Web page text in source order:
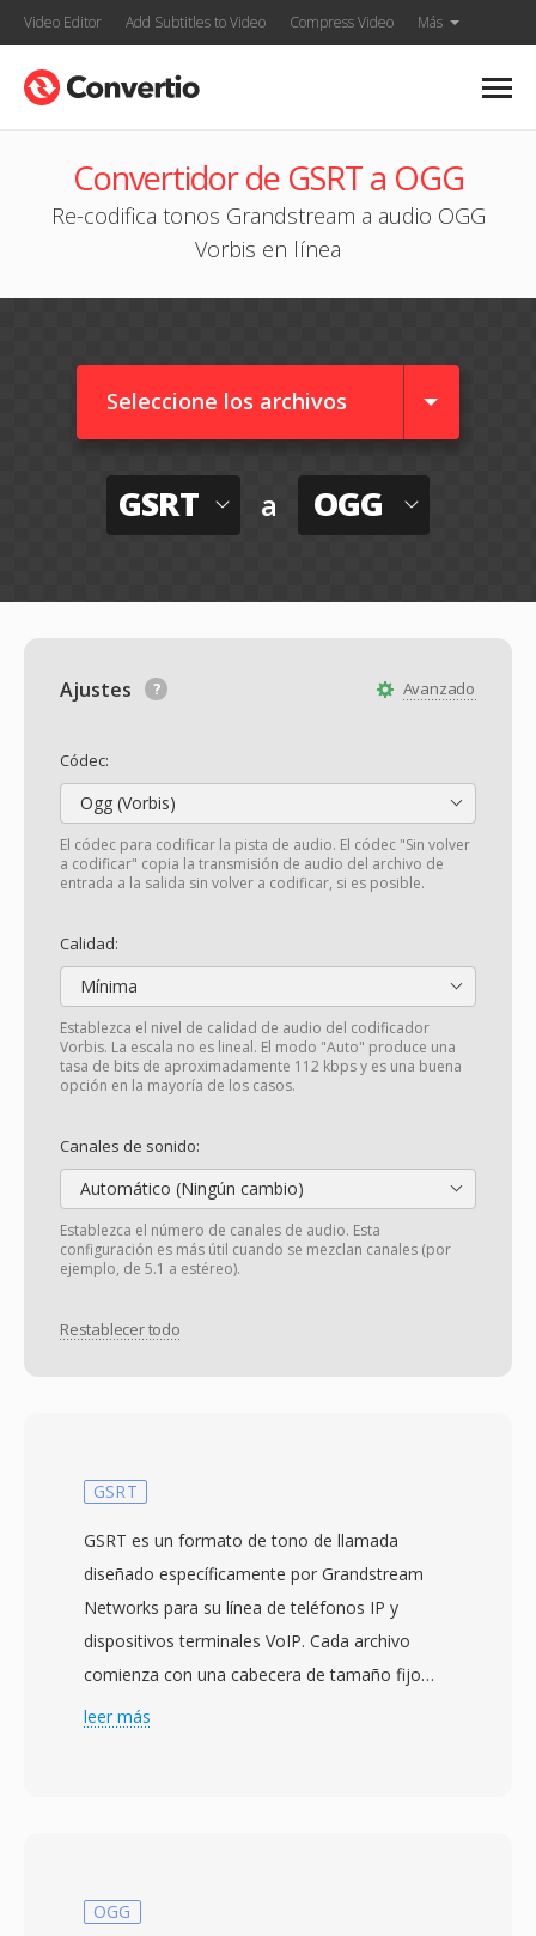
Video Editor Add Subtitles to Video Compress Video Más
Convertidor de GSRT a OGG
Re-codifica tonos Grandstream a audio OGG
Vorbis en línea
Seleccione los archivos
GSRT a OGG
Avanzado
Ajustes
Códec:
Ogg (Vorbis)
El códec para codificar la pista de audio. El códec "Sin volver
a codificar" copia la transmisión de audio del archivo de
entrada a la salida sin volver a codificar, si es posible.
Calidad:
Mínima
Establezca el nivel de calidad de audio del codificador
Vorbis. La escala no es lineal. El modo "Auto" produce una
tasa de bits de aproximadamente 112 kbps y es una buena
opción en la mayoría de los casos.
Canales de sonido:
Automático (Ningún cambio)
Establezca el número de canales de audio. Esta
configuración es más útil cuando se mezclan canales (por
ejemplo, de 5.1 a estéreo).
Restablecer todo
GSRT
GSRT es un formato de tono de llamada
diseñado específicamente por Grandstream
Networks para su línea de teléfonos IP y
dispositivos terminales VoIP. Cada archivo
comienza con una cabecera de tamaño fijo
qué identifica la frecuencia de muestreo
complejidad mínima de decodificación — los
leer más
OGG